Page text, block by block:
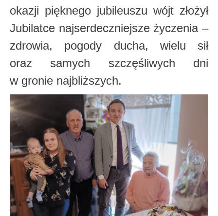
okazji pięknego jubileuszu wójt złożył
Jubilatce najserdeczniejsze życzenia –
zdrowia, pogody ducha, wielu sił
oraz samych szczęśliwych dni
w gronie najbliższych.